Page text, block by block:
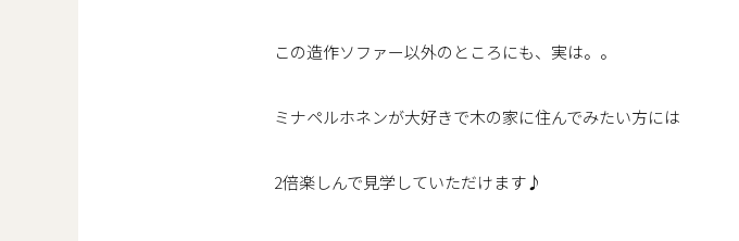
この造作ソファー以外のところにも、実は。。
ミナペルホネンが大好きで木の家に住んでみたい方には
2倍楽しんで見学していただけます♪